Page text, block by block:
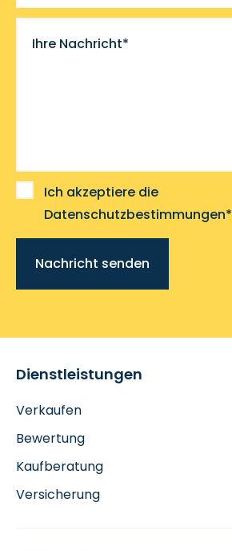
Ihre Nachricht*
Ich akzeptiere die
Datenschutzbestimmungen*
Nachricht senden
Dienstleistungen
Verkaufen
Bewertung
Kaufberatung
Versicherung